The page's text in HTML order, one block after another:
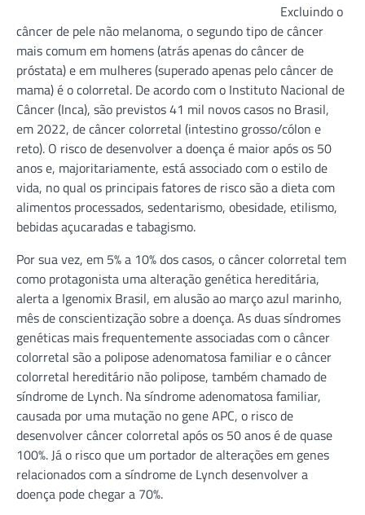
Excluindo o
câncer de pele não melanoma, o segundo tipo de câncer
mais comum em homens (atrás apenas do câncer de
próstata) e em mulheres (superado apenas pelo câncer de
mama) é o colorretal. De acordo com o Instituto Nacional de
Câncer (Inca), são previstos 41 mil novos casos no Brasil,
em 2022, de câncer colorretal (intestino grosso/cólon e
reto). O risco de desenvolver a doença é maior após os 50
anos e, majoritariamente, está associado com o estilo de
vida, no qual os principais fatores de risco são a dieta com
alimentos processados, sedentarismo, obesidade, etilismo,
bebidas açucaradas e tabagismo.
Por sua vez, em 5% a 10% dos casos, o câncer colorretal tem
como protagonista uma alteração genética hereditária,
alerta a Igenomix Brasil, em alusão ao março azul marinho,
mês de conscientização sobre a doença. As duas síndromes
genéticas mais frequentemente associadas com o câncer
colorretal são a polipose adenomatosa familiar e o câncer
colorretal hereditário não polipose, também chamado de
síndrome de Lynch. Na síndrome adenomatosa familiar,
causada por uma mutação no gene APC, o risco de
desenvolver câncer colorretal após os 50 anos é de quase
100%. Já o risco que um portador de alterações em genes
relacionados com a síndrome de Lynch desenvolver a
doença pode chegar a 70%.